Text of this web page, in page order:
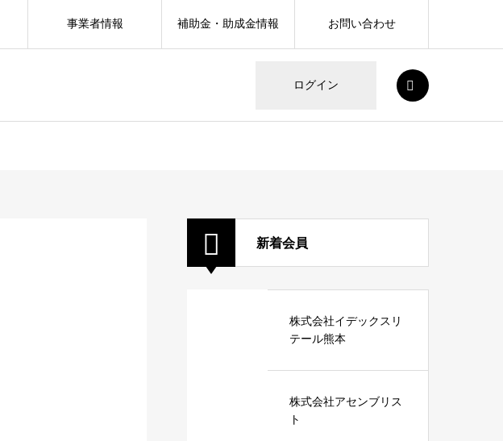
ログイン
事業者情報 補助金・助成金情報 お問い合わせ
新着会員
株式会社イデックスリ
テール熊本
株式会社アセンブリス
ト